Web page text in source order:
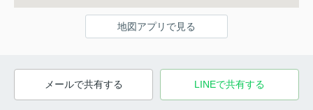
地図アプリで見る
メールで共有する LINEで共有する